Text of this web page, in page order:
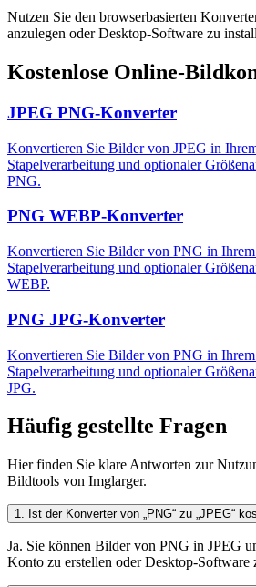
Nutzen Sie den browserbasierten
anzulegen oder Desktop-Software zu
Kostenlose Online-
JPEG PNG-Konverter
Konvertieren Sie Bilder von JPEG in
Stapelverarbeitung und optionaler
PNG.
PNG WEBP-Konverter
Konvertieren Sie Bilder von PNG in
Stapelverarbeitung und optionaler
WEBP.
PNG JPG-Konverter
Konvertieren Sie Bilder von PNG in
Stapelverarbeitung und optionaler
JPG.
Häufig gestellte Fragen
Hier finden Sie klare Antworten zur
Bildtools von Imglarger.
1. Ist der Konverter von „PNG“ zu „JPEG“
Ja. Sie können Bilder von PNG in JPEG
Konto zu erstellen oder Desktop-Software